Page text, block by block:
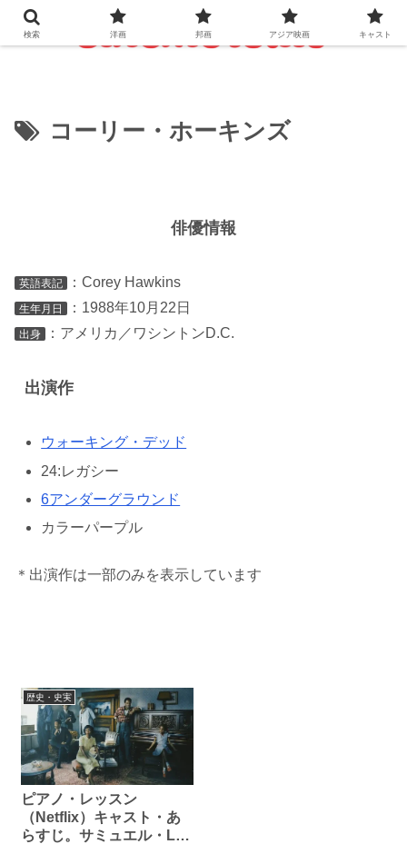
コーリー・ホーキンズ
俳優情報
英語表記 ：Corey Hawkins
生年月日 ：1988年10月22日
出身 ：アメリカ／ワシントンD.C.
出演作
ウォーキング・デッド
24:レガシー
6アンダーグラウンド
カラーパープル
＊出演作は一部のみを表示しています
歴史・史実
ピアノ・レッスン
（Netflix）キャスト・あ
らすじ。サミュエル・L・
検索 洋画 邦画 アジア映画 キャスト